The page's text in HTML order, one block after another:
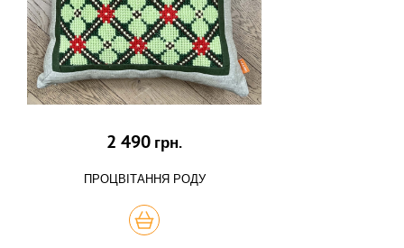
2 490 грн.
ПРОЦВІТАННЯ РОДУ
КУПИТЬ